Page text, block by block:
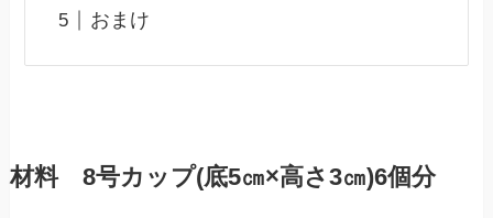
おまけ
材料 8号カップ(底5㎝×高さ3㎝)6個分